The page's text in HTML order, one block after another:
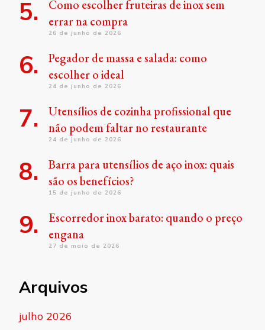
Como escolher fruteiras de inox sem
errar na compra
26 de junho de 2026
Pegador de massa e salada: como
escolher o ideal
24 de junho de 2026
Utensílios de cozinha profissional que
não podem faltar no restaurante
24 de junho de 2026
Barra para utensílios de aço inox: quais
são os benefícios?
15 de junho de 2026
Escorredor inox barato: quando o preço
engana
27 de maio de 2026
Arquivos
julho 2026